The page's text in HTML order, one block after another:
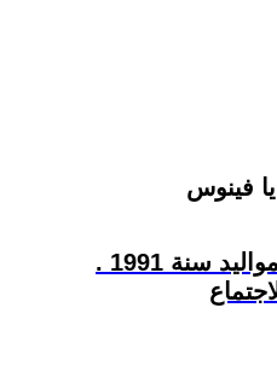
كاتب وباحث مغربي، من مواليد سنة 1991 .